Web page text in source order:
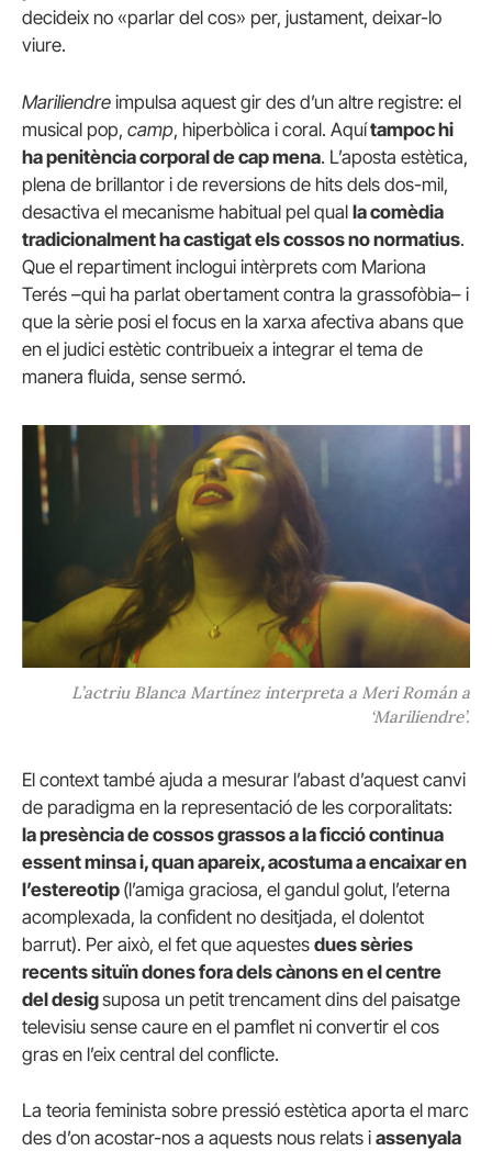
decideix no «parlar del cos» per, justament, deixar-lo
viure.
Mariliendre impulsa aquest gir des d’un altre registre: el
musical pop, camp, hiperbòlica i coral. Aquítampoc hi
ha penitència corporal de cap mena. L’aposta estètica,
plena de brillantor i de reversions de hits dels dos-mil,
desactiva el mecanisme habitual pel qual la comèdia
tradicionalment ha castigat els cossos no normatius.
Que el repartiment inclogui intèrprets com Mariona
Terés –qui ha parlat obertament contra la grassofòbia– i
que la sèrie posi el focus en la xarxa afectiva abans que
en el judici estètic contribueix a integrar el tema de
manera fluida, sense sermó.
L’actriu Blanca Martínez interpreta a Meri Román a
‘Mariliendre’.
El context també ajuda a mesurar l’abast d’aquest canvi
de paradigma en la representació de les corporalitats:
la presència de cossos grassos a la ficció continua
essent minsa i, quan apareix, acostuma a encaixar en
l’estereotip (l’amiga graciosa, el gandul golut, l’eterna
acomplexada, la confident no desitjada, el dolentot
barrut). Per això, el fet que aquestes dues sèries
recents situïn dones fora dels cànons en el centre
del desigsuposa un petit trencament dins del paisatge
televisiu sense caure en el pamflet ni convertir el cos
gras en l’eix central del conflicte.
La teoria feminista sobre pressió estètica aporta el marc
des d’on acostar-nos a aquests nous relats i assenyala